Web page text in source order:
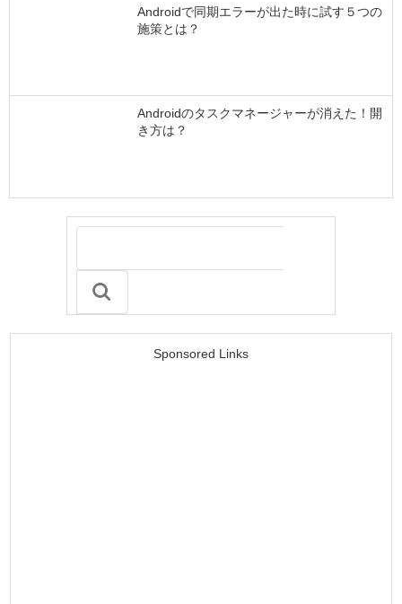
Androidで同期エラーが出た時に試す５つの
施策とは？
Androidのタスクマネージャーが消えた！開
き方は？
Sponsored Links